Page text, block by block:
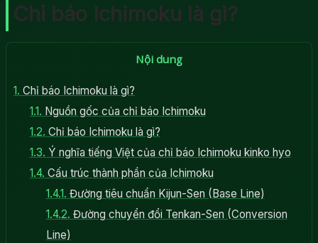
Chỉ báo Ichimoku là gì?
Nội dung
1. Chỉ báo Ichimoku là gì?
1.1. Nguồn gốc của chỉ báo Ichimoku
1.2. Chỉ báo Ichimoku là gì?
1.3. Ý nghĩa tiếng Việt của chỉ báo Ichimoku kinko hyo
1.4. Cấu trúc thành phần của Ichimoku
1.4.1. Đường tiêu chuẩn Kijun-Sen (Base Line)
1.4.2. Đường chuyển đổi Tenkan-Sen (Conversion
Line)